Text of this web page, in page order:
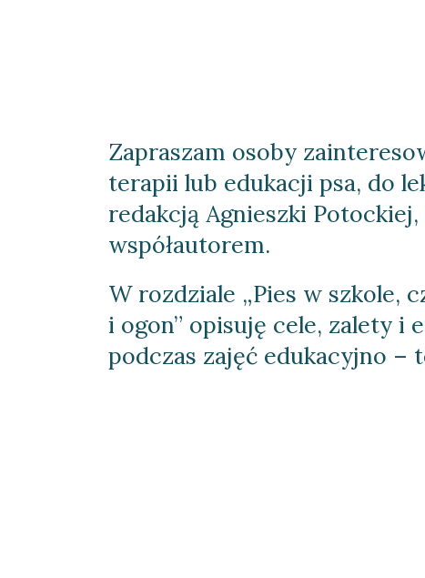
Zapraszam osoby
terapii lub edukacji psa, do
redakcją Agnieszki
współautorem.
W rozdziale „Pies w szkole,
i ogon” opisuję cele, zalety i
podczas zajęć edukacyjno –